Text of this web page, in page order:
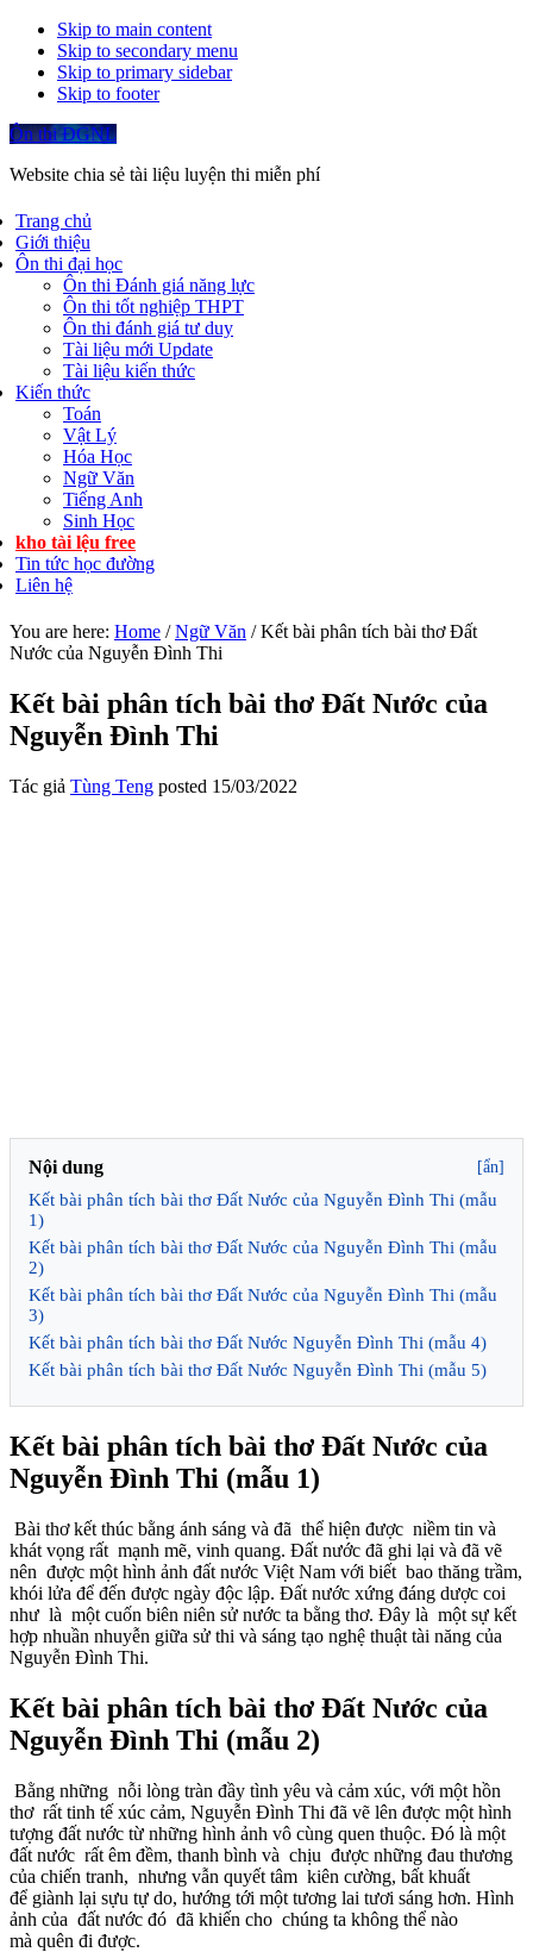
Skip to main content
Skip to secondary menu
Skip to primary sidebar
Skip to footer
Ôn thi ĐGNL
Website chia sẻ tài liệu luyện thi miễn phí
Trang chủ
Giới thiệu
Ôn thi đại học
Ôn thi Đánh giá năng lực
Ôn thi tốt nghiệp THPT
Ôn thi đánh giá tư duy
Tài liệu mới Update
Tài liệu kiến thức
Kiến thức
Toán
Vật Lý
Hóa Học
Ngữ Văn
Tiếng Anh
Sinh Học
kho tài lệu free
Tin tức học đường
Liên hệ
You are here: Home / Ngữ Văn /Kết bài phân tích bài thơ Đất
Nước của Nguyễn Đình Thi
Kết bài phân tích bài thơ Đất Nước của
Nguyễn Đình Thi
Tác giả Tùng Teng posted 15/03/2022
Nội dung [ẩn]
Kết bài phân tích bài thơ Đất Nước của Nguyễn Đình Thi (mẫu
1)
Kết bài phân tích bài thơ Đất Nước của Nguyễn Đình Thi (mẫu
2)
Kết bài phân tích bài thơ Đất Nước của Nguyễn Đình Thi (mẫu
3)
Kết bài phân tích bài thơ Đất Nước Nguyễn Đình Thi (mẫu 4)
Kết bài phân tích bài thơ Đất Nước Nguyễn Đình Thi (mẫu 5)
Kết bài phân tích bài thơ Đất Nước của
Nguyễn Đình Thi (mẫu 1)
Bài thơ kết thúc bằng ánh sáng và đã thể hiện được niềm tin và
khát vọng rất mạnh mẽ, vinh quang. Đất nước đã ghi lại và đã vẽ
nên được một hình ảnh đất nước Việt Nam với biết bao thăng trầm,
khói lửa để đến được ngày độc lập. Đất nước xứng đáng dược coi
như là một cuốn biên niên sử nước ta bằng thơ. Đây là một sự kết
hợp nhuần nhuyễn giữa sử thi và sáng tạo nghệ thuật tài năng của
Nguyễn Đình Thi.
Kết bài phân tích bài thơ Đất Nước của
Nguyễn Đình Thi (mẫu 2)
Bằng những nỗi lòng tràn đầy tình yêu và cảm xúc, với một hồn
thơ rất tinh tế xúc cảm, Nguyễn Đình Thi đã vẽ lên được một hình
tượng đất nước từ những hình ảnh vô cùng quen thuộc. Đó là một
đất nước rất êm đềm, thanh bình và chịu được những đau thương
của chiến tranh, nhưng vẫn quyết tâm kiên cường, bất khuất
để giành lại sựu tự do, hướng tới một tương lai tươi sáng hơn. Hình
ảnh của đất nước đó đã khiến cho chúng ta không thể nào
mà quên đi được.